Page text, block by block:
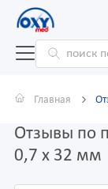
Главная
Отзывы по
0,7 х 32 мм